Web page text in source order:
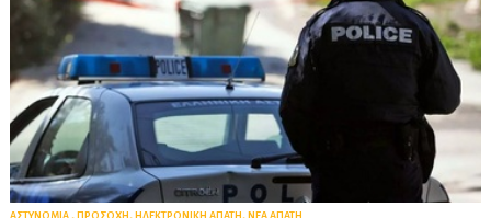
ΑΣΤΥΝΟΜΙΑ ΠΡΟΣΟΧΗ ΗΛΕΚΤΡΟΝΙΚΗ ΑΠΑΤΗ ΝΕΑ ΑΠΑΤΗ